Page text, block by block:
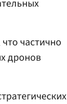
частично
дронов